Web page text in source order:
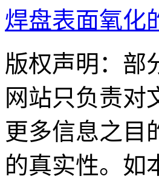
焊盘表面氧化
版权声明：部
网站只负责对
更多信息之目
的真实性。如